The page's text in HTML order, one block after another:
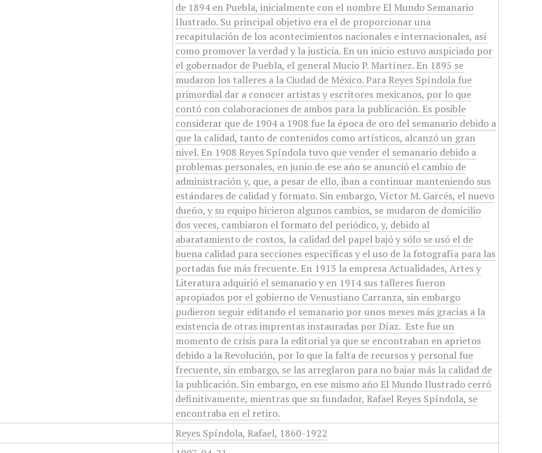
de 1894 en Puebla, inicialmente con el nombre El Mundo Semanario
Ilustrado. Su principal objetivo era el de proporcionar una
recapitulación de los acontecimientos nacionales e internacionales, así
como promover la verdad y la justicia. En un inicio estuvo auspiciado por
el gobernador de Puebla, el general Mucio P. Martínez. En 1895 se
mudaron los talleres a la Ciudad de México. Para Reyes Spíndola fue
primordial dar a conocer artistas y escritores mexicanos, por lo que
contó con colaboraciones de ambos para la publicación. Es posible
considerar que de 1904 a 1908 fue la época de oro del semanario debido a
que la calidad, tanto de contenidos como artísticos, alcanzó un gran
nivel. En 1908 Reyes Spíndola tuvo que vender el semanario debido a
problemas personales, en junio de ese año se anunció el cambio de
administración y, que, a pesar de ello, iban a continuar manteniendo sus
estándares de calidad y formato. Sin embargo, Víctor M. Garcés, el nuevo
dueño, y su equipo hicieron algunos cambios, se mudaron de domicilio
dos veces, cambiaron el formato del periódico, y, debido al
abaratamiento de costos, la calidad del papel bajó y sólo se usó el de
buena calidad para secciones específicas y el uso de la fotografía para las
portadas fue más frecuente. En 1913 la empresa Actualidades, Artes y
Literatura adquirió el semanario y en 1914 sus talleres fueron
apropiados por el gobierno de Venustiano Carranza, sin embargo
pudieron seguir editando el semanario por unos meses más gracias a la
existencia de otras imprentas instauradas por Díaz. ​ Este fue un
momento de crisis para la editorial ya que se encontraban en aprietos
debido a la Revolución, por lo que la falta de recursos y personal fue
frecuente, sin embargo, se las arreglaron para no bajar más la calidad de
la publicación. Sin embargo, en ese mismo año El Mundo Ilustrado cerró
definitivamente, mientras que su fundador, Rafael Reyes Spíndola, se
encontraba en el retiro.
Reyes Spíndola, Rafael, 1860-1922